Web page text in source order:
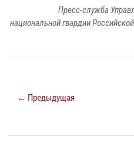
Пресс-служба
национальной гвардии
← Предыдущая